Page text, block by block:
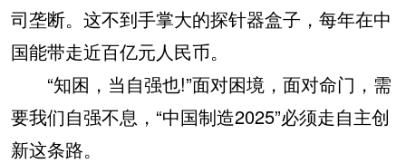
司垄断。这不到手掌大的探针器盒子，每年在中
国能带走近百亿元人民币。
“知困，当自强也!”面对困境，面对命门，需
要我们自强不息，“中国制造2025”必须走自主创
新这条路。